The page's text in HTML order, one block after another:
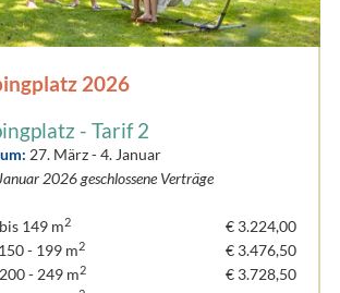
2026
- Tarif 2
27. März - 4. Januar
2026 geschlossene Verträge
149 m2
€ 3.224,00
- 199 m2
€ 3.476,50
- 249 m2
€ 3.728,50